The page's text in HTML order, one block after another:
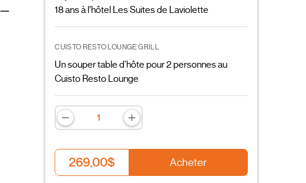
18 ans à l’hôtel Les Suites de Laviolette
CUISTO RESTO LOUNGE GRILL
Un souper table d'hôte pour 2 personnes au
Cuisto Resto Lounge
269,00$ Acheter